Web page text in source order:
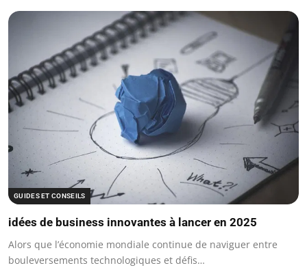
GUIDES ET CONSEILS
idées de business innovantes à lancer en 2025
Alors que l’économie mondiale continue de naviguer entre
bouleversements technologiques et défis…